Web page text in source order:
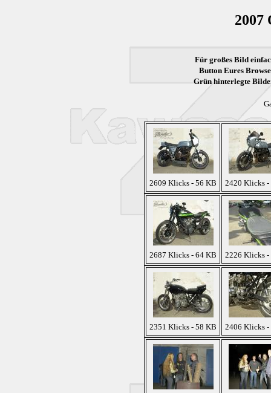
2007
Für großes Bild
Button Eures
Grünhinterlegte
2609 Klicks - 56 KB 2420 Klicks -
2687 Klicks - 64 KB 2226 Klicks -
2351 Klicks - 58 KB 2406 Klicks -